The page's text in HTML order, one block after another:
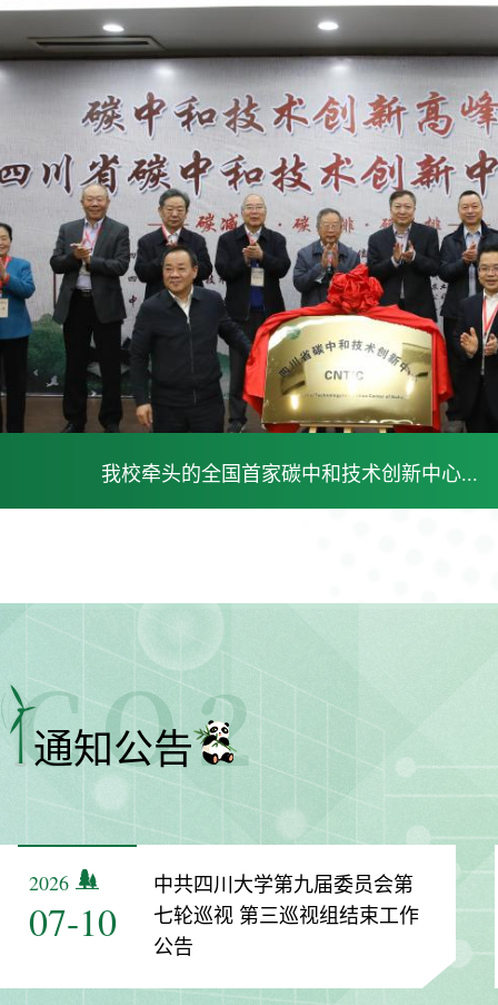
我校牵头的全国首家碳中和技术创新中心...
通知公告
2026
07-10
中共四川大学第九届委员会第
七轮巡视 第三巡视组结束工作
公告